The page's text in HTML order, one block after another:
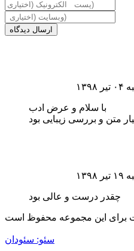
ارسال دیدگاه
با سلام و عرض ادب
چقدر درست و عالی بود
سئو: سئودان